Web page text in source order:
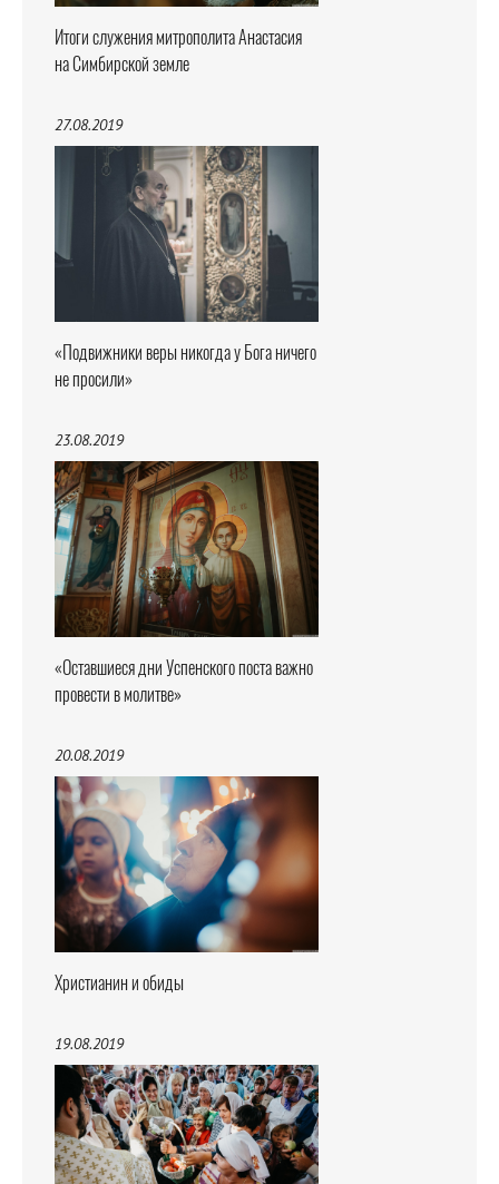
Итоги служения митрополита Анастасия
на Симбирской земле
27.08.2019
«Подвижники веры никогда у Бога ничего
не просили»
23.08.2019
«Оставшиеся дни Успенского поста важно
провести в молитве»
20.08.2019
Христианин и обиды
19.08.2019